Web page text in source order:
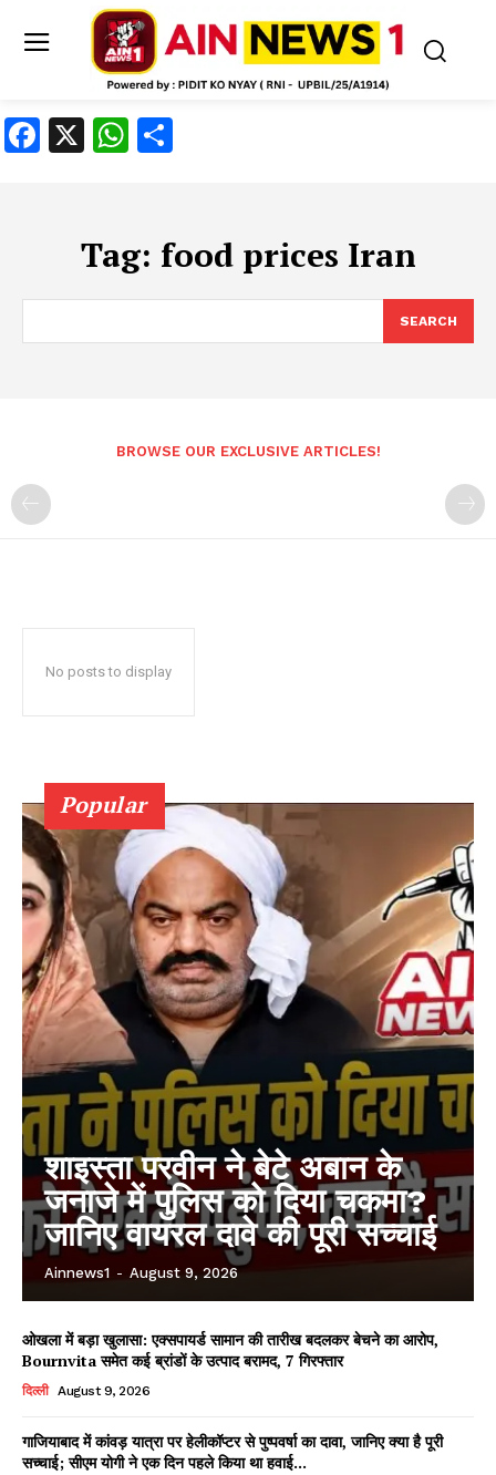
Facebook
X WhatsApp
Tag: food prices Iran
SEARCH
BROWSE OUR EXCLUSIVE ARTICLES!
No posts to display
Popular
शाइस्ता परवीन ने बेटे अबान के
जनाजे में पुलिस को दिया चकमा?
जानिए वायरल दावे की पूरी सच्चाई
Ainnews1 - August 9, 2026
ओखला में बड़ा खुलासा: एक्सपायर्ड सामान की तारीख बदलकर बेचने का आरोप,
Bournvita समेत कई ब्रांडों के उत्पाद बरामद, 7 गिरफ्तार
दिल्ली August 9, 2026
गाजियाबाद में कांवड़ यात्रा पर हेलीकॉप्टर से पुष्पवर्षा का दावा, जानिए क्या है पूरी
सच्चाई; सीएम योगी ने एक दिन पहले किया था हवाई...